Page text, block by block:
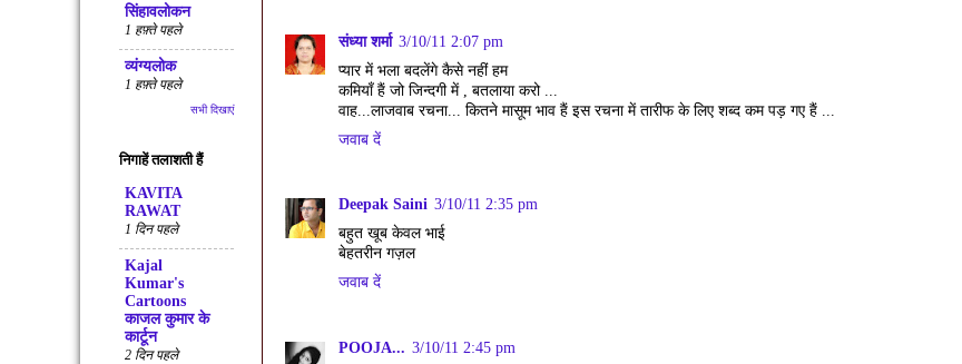
संध्या शर्मा 3/10/11 2:07 pm
प्यार में भला बदलेंगे कैसे नहीं हम
कमियाँ हैं जो जिन्दगी में , बतलाया करो ...
वाह...लाजवाब रचना... कितने मासूम भाव हैं इस रचना में तारीफ के लिए शब्द कम पड़ गए हैं ...
जवाब दें
Deepak Saini 3/10/11 2:35 pm
बहुत खूब केवल भाई
बेहतरीन गज़ल
जवाब दें
POOJA... 3/10/11 2:45 pm
सिंहावलोकन
1 हफ़्ते पहले
व्यंग्यलोक
1 हफ़्ते पहले
सभी दिखाएं
निगाहें तलाशती हैं
KAVITA
RAWAT
1 दिन पहले
Kajal
Kumar's
Cartoons
काजल कुमार के
कार्टून
2 दिन पहले